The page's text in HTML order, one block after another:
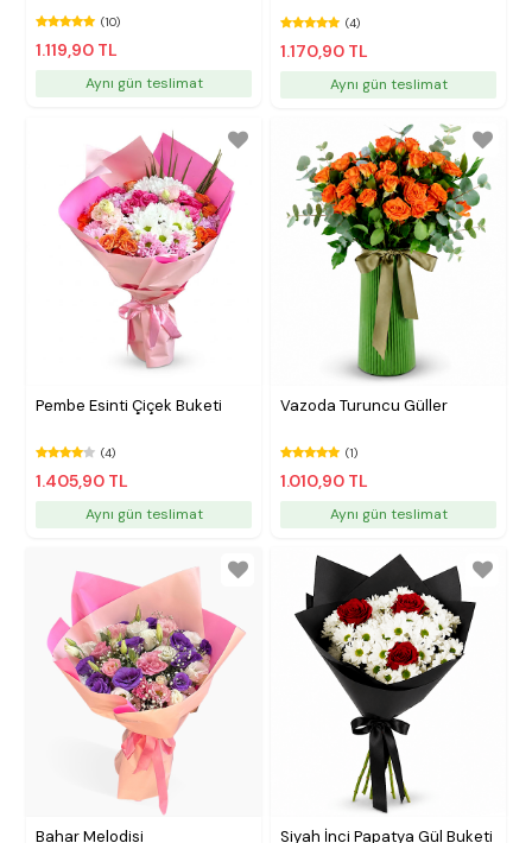
(10)
1.119,90 TL
Aynı gün teslimat
(4)
1.170,90 TL
Aynı gün teslimat
Pembe Esinti Çiçek Buketi
(4)
1.405,90 TL
Aynı gün teslimat
Vazoda Turuncu Güller
(1)
1.010,90 TL
Aynı gün teslimat
Bahar Melodisi Siyah İnci Papatya Gül Buketi